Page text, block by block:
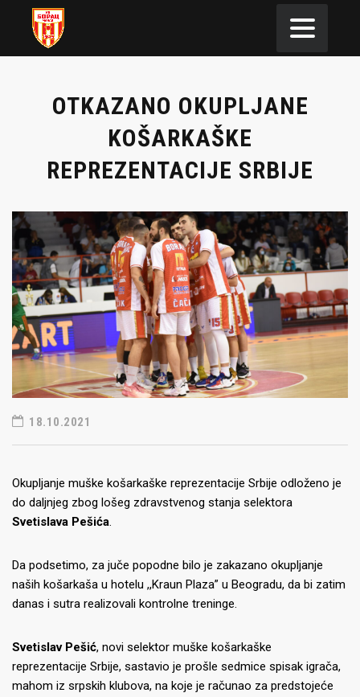
OTKAZANO OKUPLJANE
KOŠARKAŠKE
REPREZENTACIJE SRBIJE
18.10.2021
Okupljanje muške košarkaške reprezentacije Srbije odloženo je
do daljnjeg zbog lošeg zdravstvenog stanja selektora
Svetislava Pešića.
Da podsetimo, za juče popodne bilo je zakazano okupljanje
naših košarkaša u hotelu ,,Kraun Plaza” u Beogradu, da bi zatim
danas i sutra realizovali kontrolne treninge.
Svetislav Pešić, novi selektor muške košarkaške
reprezentacije Srbije, sastavio je prošle sedmice spisak igrača,
mahom iz srpskih klubova, na koje je računao za predstojeće